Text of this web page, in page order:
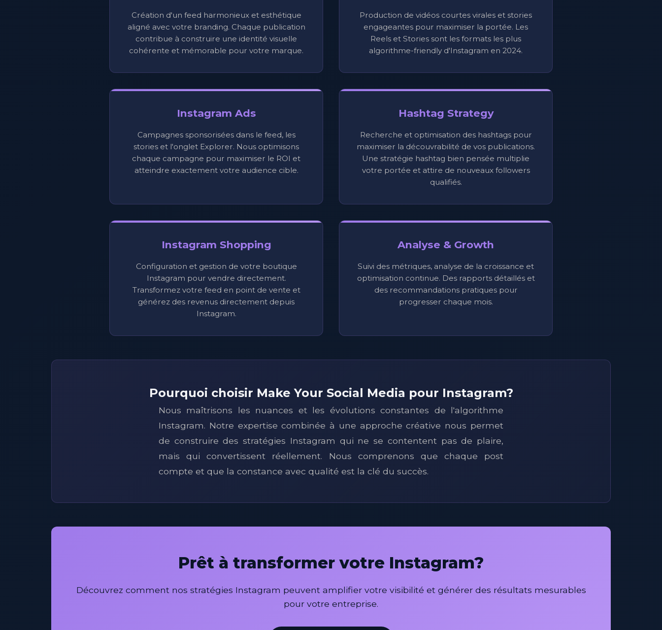
Création d'un feed harmonieux et esthétique
aligné avec votre branding. Chaque publication
contribue à construire une identité visuelle
cohérente et mémorable pour votre marque.
Production de vidéos courtes virales et stories
engageantes pour maximiser la portée. Les
Reels et Stories sont les formats les plus
algorithme-friendly d'Instagram en 2024.
Instagram Ads
Campagnes sponsorisées dans le feed, les
stories et l'onglet Explorer. Nous optimisons
chaque campagne pour maximiser le ROI et
atteindre exactement votre audience cible.
Hashtag Strategy
Recherche et optimisation des hashtags pour
maximiser la découvrabilité de vos publications.
Une stratégie hashtag bien pensée multiplie
votre portée et attire de nouveaux followers
qualifiés.
Instagram Shopping
Configuration et gestion de votre boutique
Instagram pour vendre directement.
Transformez votre feed en point de vente et
générez des revenus directement depuis
Instagram.
Analyse & Growth
Suivi des métriques, analyse de la croissance et
optimisation continue. Des rapports détaillés et
des recommandations pratiques pour
progresser chaque mois.
Pourquoi choisir Make Your Social Media pour Instagram?
Nous maîtrisons les nuances et les évolutions constantes de l'algorithme
Instagram. Notre expertise combinée à une approche créative nous permet
de construire des stratégies Instagram qui ne se contentent pas de plaire,
mais qui convertissent réellement. Nous comprenons que chaque post
compte et que la constance avec qualité est la clé du succès.
Prêt à transformer votre Instagram?
Découvrez comment nos stratégies Instagram peuvent amplifier votre visibilité et générer des résultats mesurables
pour votre entreprise.